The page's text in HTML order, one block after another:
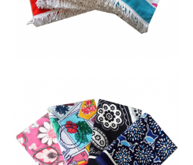
印花沙滩巾